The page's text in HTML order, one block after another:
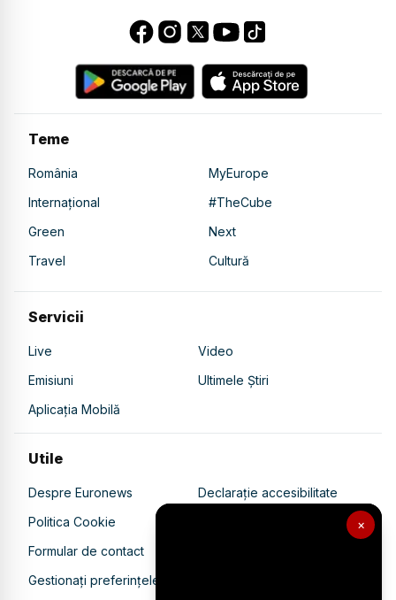
×
Teme
România
MyEurope
Internațional
#TheCube
Green
Next
Travel
Cultură
Servicii
Live
Video
Emisiuni
Ultimele Știri
Aplicația Mobilă
Utile
Despre Euronews
Declarație accesibilitate
Politica Cookie
Politica de confidențialitate
Formular de contact
Gestionați preferințele